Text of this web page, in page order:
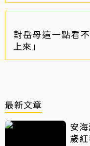
對岳母這一點看
上來」
最新文章
安
歲